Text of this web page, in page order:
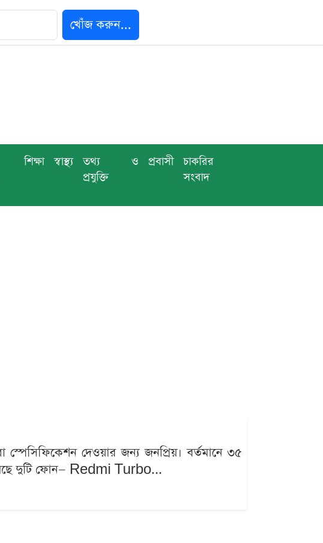
খোঁজ করুন...
শিক্ষা স্বাস্থ্য
তথ্য ও
প্রযুক্তি
প্রবাসী
চাকরির
সংবাদ
স্পেসিফিকেশন দেওয়ার জন্য জনপ্রিয়। বর্তমানে ৩৫
দুটি ফোন— Redmi Turbo...